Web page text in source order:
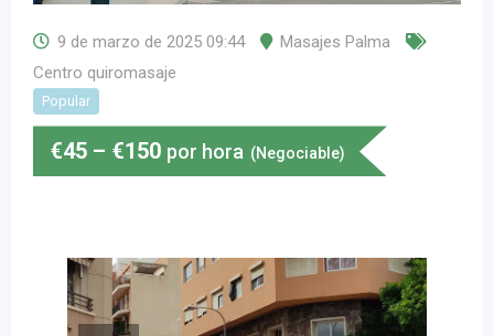
9 de marzo de 2025 09:44
Masajes Palma
Centro quiromasaje
Popular
€45 – €150 por hora (Negociable)